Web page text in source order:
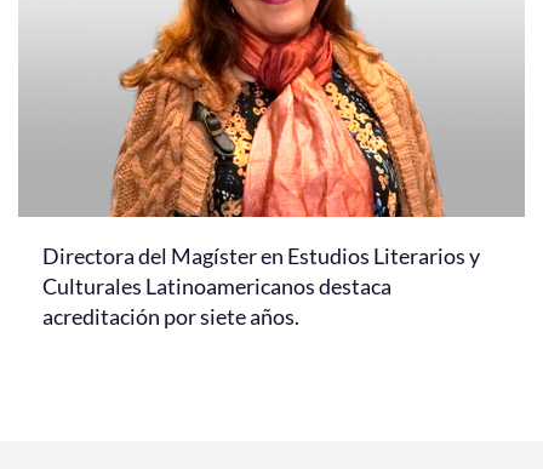
Directora del Magíster en Estudios Literarios y
Culturales Latinoamericanos destaca
acreditación por siete años.